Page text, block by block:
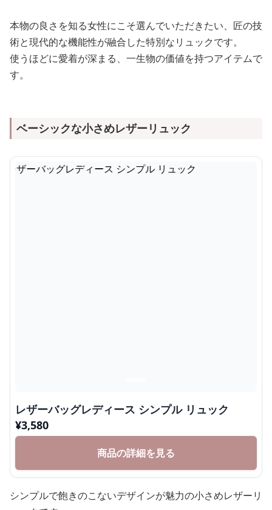
本物の良さを知る女性にこそ選んでいただきたい、匠の技
術と現代的な機能性が融合した特別なリュックです。
使うほどに愛着が深まる、一生物の価値を持つアイテムで
す。
ベーシックな小さめレザーリュック
レザーバッグレディース シンプル リュック
¥3,580
商品の詳細を見る
シンプルで飽きのこないデザインが魅力の小さめレザーリ